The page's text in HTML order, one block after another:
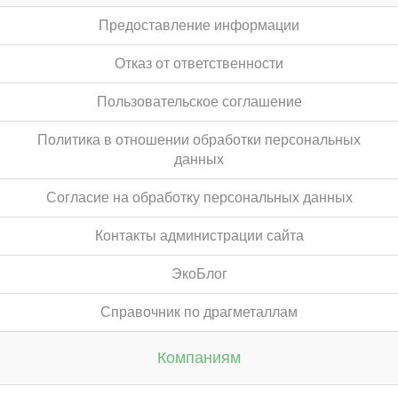
Предоставление информации
Отказ от ответственности
Пользовательское соглашение
Политика в отношении обработки персональных
данных
Согласие на обработку персональных данных
Контакты администрации сайта
ЭкоБлог
Справочник по драгметаллам
Компаниям